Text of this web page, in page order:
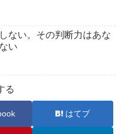
ない。その判断力はあな
い
る
はてブ